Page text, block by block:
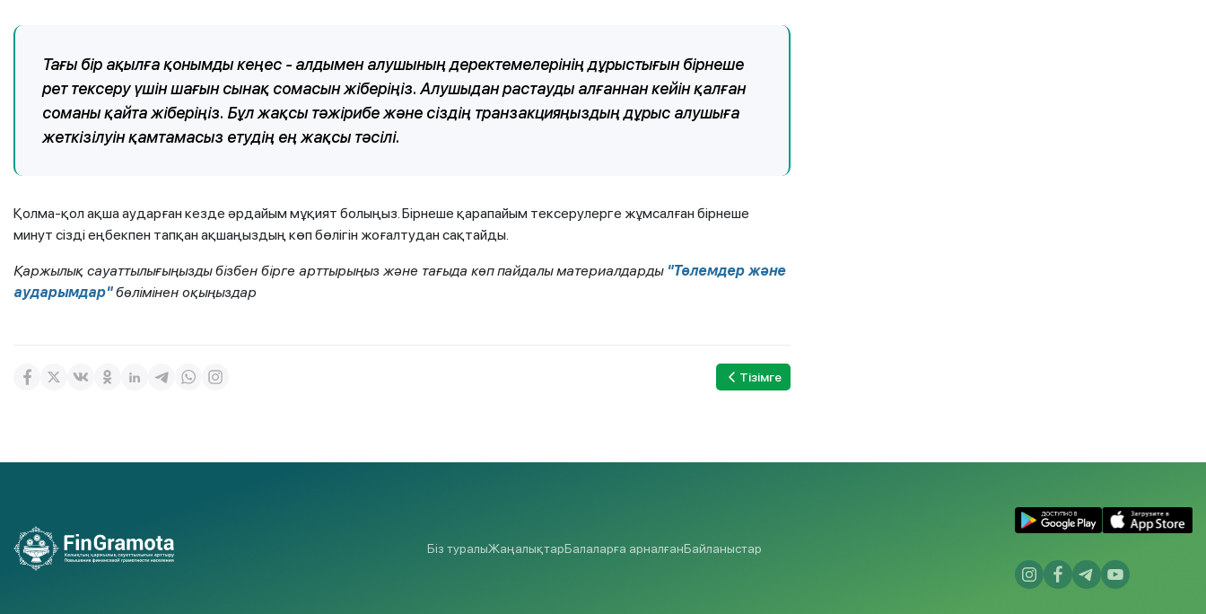
Тағы бір ақылға қонымды кеңес - алдымен алушының деректемелерінің дұрыстығын бірнеше
рет тексеру үшін шағын сынақ сомасын жіберіңіз. Алушыдан растауды алғаннан кейін қалған
соманы қайта жіберіңіз. Бұл жақсы тәжірибе және сіздің транзакцияңыздың дұрыс алушыға
жеткізілуін қамтамасыз етудің ең жақсы тәсілі.
Қолма-қол ақша аударған кезде әрдайым мұқият болыңыз. Бірнеше қарапайым тексерулерге жұмсалған бірнеше
минут сізді еңбекпен тапқан ақшаңыздың көп бөлігін жоғалтудан сақтайды.
Қаржылық сауаттылығыңызды бізбен бірге арттырыңыз және тағыда көп пайдалы материалдарды "Төлемдер және
аударымдар" бөлімінен оқыңыздар
Тізімге
Біз туралыЖаңалықтарБалаларға арналғанБайланыстар